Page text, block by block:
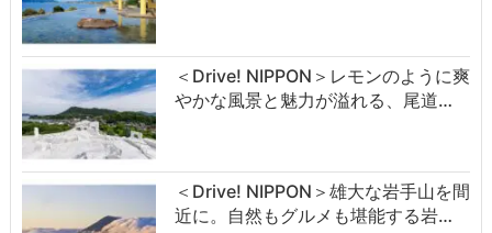
＜Drive! NIPPON＞レモンのように爽
やかな風景と魅力が溢れる、尾道…
＜Drive! NIPPON＞雄大な岩手山を間
近に。自然もグルメも堪能する岩…